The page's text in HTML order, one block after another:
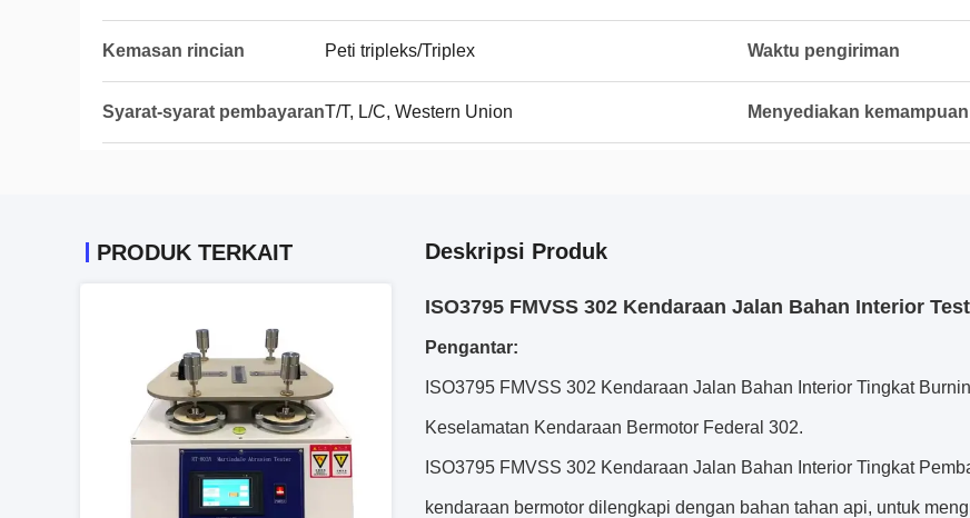
Kemasan rincian Peti tripleks/Triplex Waktu pengiriman
Syarat-syarat pembayaranT/T, L/C, Western Union Menyediakan kemampuan
PRODUK TERKAIT Deskripsi Produk
ISO3795 FMVSS 302 Kendaraan Jalan Bahan Interior
Pengantar:
ISO3795 FMVSS 302 Kendaraan Jalan Bahan Interior Tingkat
Keselamatan Kendaraan Bermotor Federal 302.
ISO3795 FMVSS 302 Kendaraan Jalan Bahan Interior Tingkat
kendaraan bermotor dilengkapi dengan bahan tahan api, untuk